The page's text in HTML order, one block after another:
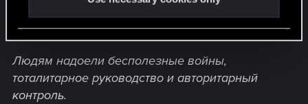
Это духовное изменение, которое должно
произойти.
Людям надоели бесполезные войны,
тоталитарное руководство и авторитарный
контроль.